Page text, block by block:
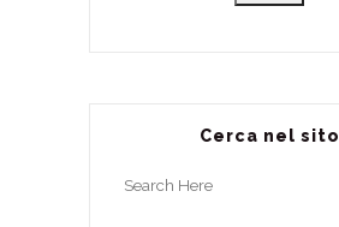
Cerca nel sito